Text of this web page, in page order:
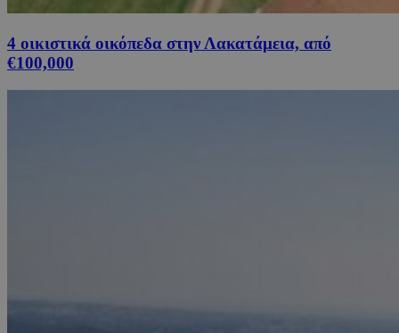
4 οικιστικά οικόπεδα στην Λακατάμεια, από
€100,000